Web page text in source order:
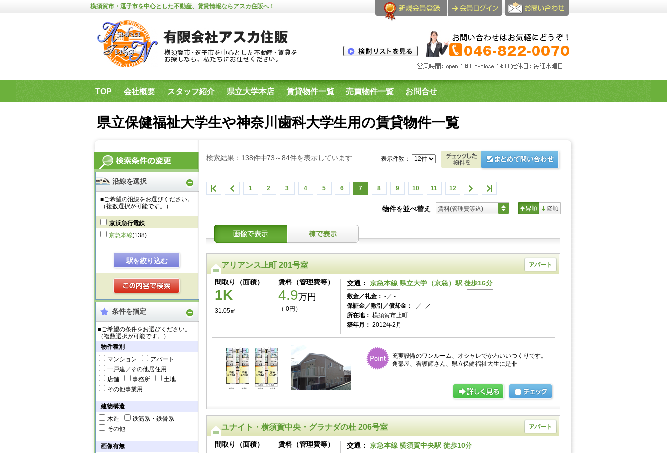
沿線を選択
■ご希望の沿線をお選びください。
（複数選択が可能です。）
京浜急行電鉄
京急本線(138)
駅を絞り込む
条件を指定
■ご希望の条件をお選びください。
（複数選択が可能です。）
物件種別
マンション
アパート
一戸建／その他居住用
店舗
事務所
土地
その他事業用
建物構造
木造
鉄筋系・鉄骨系
その他
画像有無
横須賀市・逗子市を中心とした不動産、賃貸情報ならアスカ住販へ！
TOP 会社概要 スタッフ紹介 県立大学本店 賃貸物件一覧 売買物件一覧 お問合せ
県立保健福祉大学・神奈川歯科大学生用物件 横須賀市内のプリマシリーズ空室一覧
県立保健福祉大学生や神奈川歯科大学生用の賃貸物件一覧
検索結果：138件中73～84件を表示しています
1 2 3 4 5 6 7 8 9 10 11 12
表示件数：
物件を並べ替え 賃料(管理費等込)
アリアンス上町 201号室 アパート
間取り（面積）
1K
31.05㎡
賃料（管理費等）
4.9万円
（ 0円）
交通： 京急本線 県立大学（京急）駅 徒歩16分
敷金／礼金： -／ -
保証金／敷引／償却金： -／ -／ -
所在地： 横須賀市上町
築年月： 2012年2月
充実設備のワンルーム、オシャレでかわいいつくりです。
角部屋、看護師さん、県立保健福祉大生に是非
ユナイト・横須賀中央・グラナダの杜 206号室 アパート
間取り（面積） 賃料（管理費等） 交通： 京急本線 横須賀中央駅 徒歩10分